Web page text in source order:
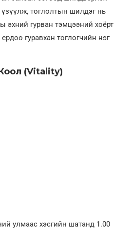
үзүүлж, тоглолтын шилдэг нь
эхний гурван тэмцээний хоёрт
гуравхан тоглогчийн нэг
(Vitality)
улмаас хэсгийн шатанд 1.00